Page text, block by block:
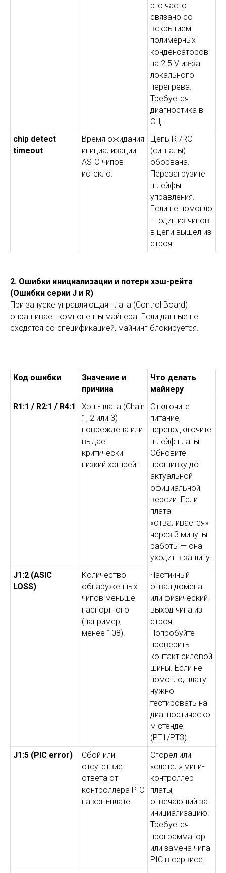
это часто
связано со
вскрытием
полимерных
конденсаторов
на 2.5 V из-за
локального
перегрева.
Требуется
диагностика в
СЦ.
chip detect
timeout
Время ожидания
инициализации
ASIC-чипов
истекло.
Цепь RI/RO
(сигналы)
оборвана.
Перезагрузите
шлейфы
управления.
Если не помогло
— один из чипов
в цепи вышел из
строя.
2. Ошибки инициализации и потери хэш-рейта
(Ошибки серии J и R)
При запуске управляющая плата (Control Board)
опрашивает компоненты майнера. Если данные не
сходятся со спецификацией, майнинг блокируется.
Код ошибки
Значение и
причина
Что делать
майнеру
R1:1 / R2:1 / R4:1
Хэш-плата (Chain
1, 2 или 3)
повреждена или
выдает
критически
низкий хэшрейт.
Отключите
питание,
переподключите
шлейф платы.
Обновите
прошивку до
актуальной
официальной
версии. Если
плата
«отваливается»
через 3 минуты
работы — она
уходит в защиту.
J1:2 (ASIC
LOSS)
Количество
обнаруженных
чипов меньше
паспортного
(например,
менее 108).
Частичный
отвал домена
или физический
выход чипа из
строя.
Попробуйте
проверить
контакт силовой
шины. Если не
помогло, плату
нужно
тестировать на
диагностическо
м стенде
(PT1/PT3).
J1:5 (PIC error)
Сбой или
отсутствие
ответа от
контроллера PIC
на хэш-плате.
Сгорел или
«слетел» мини-
контроллер
платы,
отвечающий за
инициализацию.
Требуется
программатор
или замена чипа
PIC в сервисе.